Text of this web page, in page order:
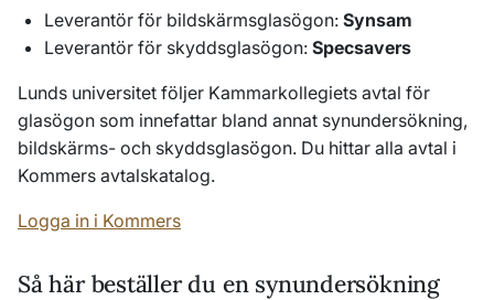
Leverantör för bildskärmsglasögon: Synsam
Leverantör för skyddsglasögon: Specsavers
Lunds universitet följer Kammarkollegiets avtal för
glasögon som innefattar bland annat synundersökning,
bildskärms- och skyddsglasögon. Du hittar alla avtal i
Kommers avtalskatalog.
Logga in i Kommers
Så här beställer du en synundersökning